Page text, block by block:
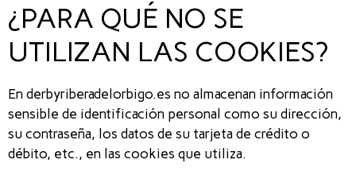
¿PARA QUÉ NO SE
UTILIZAN LAS COOKIES?
En derbyriberadelorbigo.es no almacenan información
sensible de identificación personal como su dirección,
su contraseña, los datos de su tarjeta de crédito o
débito, etc., en las cookies que utiliza.